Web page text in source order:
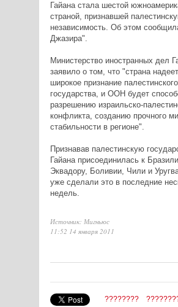
Гайана стала шестой
страной, признавшей
независимость. Об этом
Джазира".
Министерство иностранных дел
заявило о том, что "страна
широкое признание палестинского
государства, и ООН будет
разрешению израильско-
конфликта, созданию прочного
стабильности в регионе".
Признавав палестинскую
Гайана присоединилась к
Эквадору, Боливии, Чили и
уже сделали это в последние
недель.
Источник: Мигньюс
11:52 14 января 2011
????????